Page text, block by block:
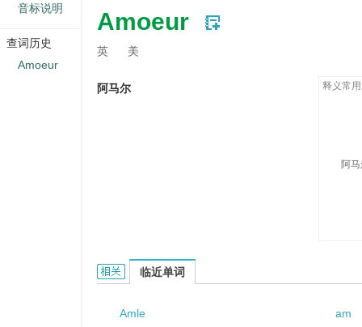
Amoeur
英 美
阿马尔 释义常
阿
Amoeur的相关资料：
临近单词
Amle
am
音标说明
查词历史
Amoeur